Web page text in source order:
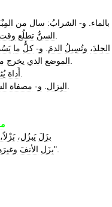
بالماء و- الشرابُ: سال من
السنُّ تطلُع وقت
الجلدَ، وتُسِيلُ الدمَ و- كلُّ ما
الموضع الذي يخرج
أَداة
البِزال و- مصفاة
بزَلَ يَبزُل، بَزْلاً،
بزَل الأنفَ
".